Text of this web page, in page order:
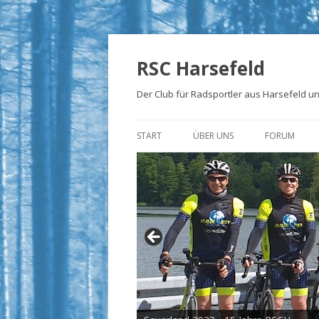
RSC Harsefeld
Der Club für Radsportler aus Harsefeld
START ÜBER UNS
ÜBER UNS
UNSERE STRECKEN
FOTOALBEN
PRESSE
TRIKOTS
IMPRESSUM
FORUM